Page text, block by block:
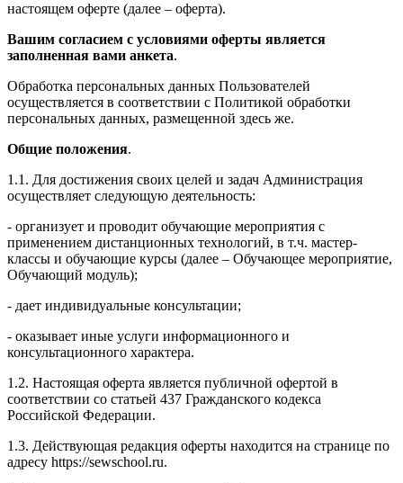
настоящем оферте (далее – оферта).
Вашим согласием с условиями оферты является
заполненная вами анкета.
Обработка персональных данных Пользователей
осуществляется в соответствии с Политикой обработки
персональных данных, размещенной здесь же.
Общие положения.
1.1. Для достижения своих целей и задач Администрация
осуществляет следующую деятельность:
- организует и проводит обучающие мероприятия с
применением дистанционных технологий, в т.ч. мастер-
классы и обучающие курсы (далее – Обучающее мероприятие,
Обучающий модуль);
- дает индивидуальные консультации;
- оказывает иные услуги информационного и
консультационного характера.
1.2. Настоящая оферта является публичной офертой в
соответствии со статьей 437 Гражданского кодекса
Российской Федерации.
1.3. Действующая редакция оферты находится на странице по
адресу https://sewschool.ru.